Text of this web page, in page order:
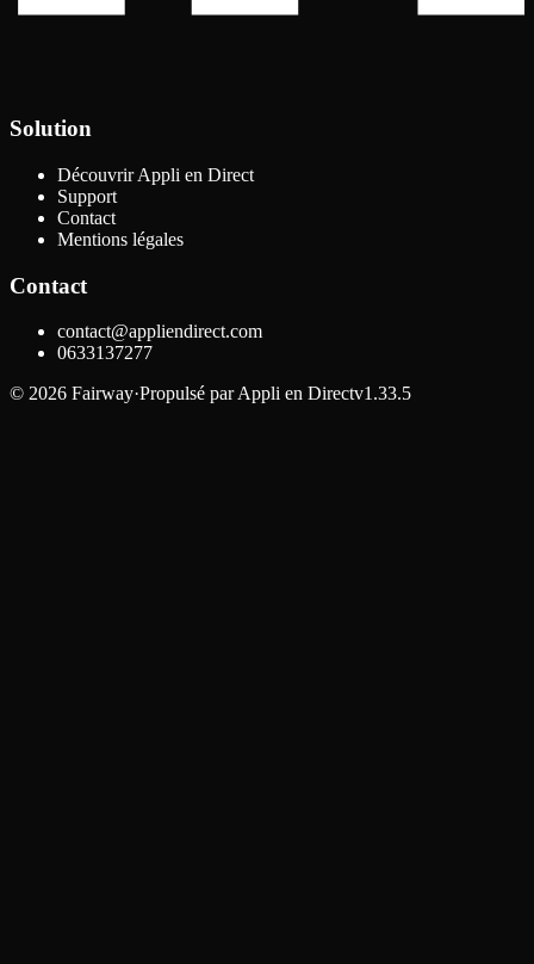
Solution
Découvrir Appli en Direct
Support
Contact
Mentions légales
Contact
contact@appliendirect.com
0633137277
© 2026 Fairway·Propulsé par Appli en Directv1.33.5